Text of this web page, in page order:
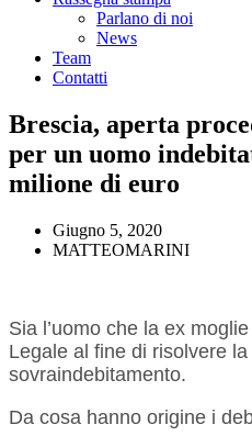
Parlano di noi
News
Team
Contatti
Brescia, aperta
per un uomo
milione di euro
Giugno 5, 2020
MATTEOMARINI
Sia l’uomo che la ex
Legale al fine di risolvere
sovraindebitamento.
Da cosa hanno origine i